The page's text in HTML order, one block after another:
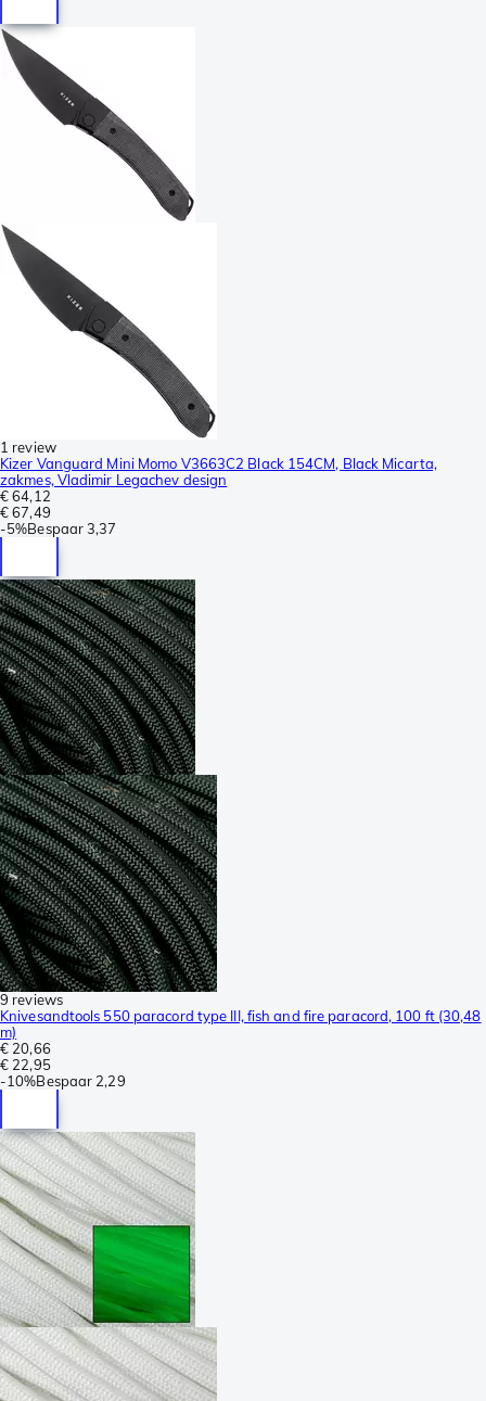
1 review
Kizer Vanguard Mini Momo V3663C2 Black 154CM, Black Micarta,
zakmes, Vladimir Legachev design
€ 64,12
€ 67,49
-5%Bespaar3,37
9 reviews
Knivesandtools 550 paracord type III, fish and fire paracord, 100 ft (30,48
m)
€ 20,66
€ 22,95
-10%Bespaar 2,29